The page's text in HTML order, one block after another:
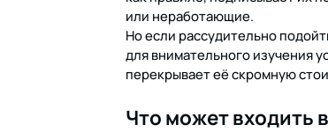
или неработающие.
Но если рассудительно
для внимательного изучения
перекрывает её скромную
Что может входить